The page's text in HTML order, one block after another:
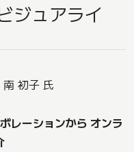
ジュアライ
初子 氏
レーションから オンラ